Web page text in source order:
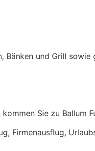
Bänken und Grill
Sie zu Ballum
Firmenausflug,